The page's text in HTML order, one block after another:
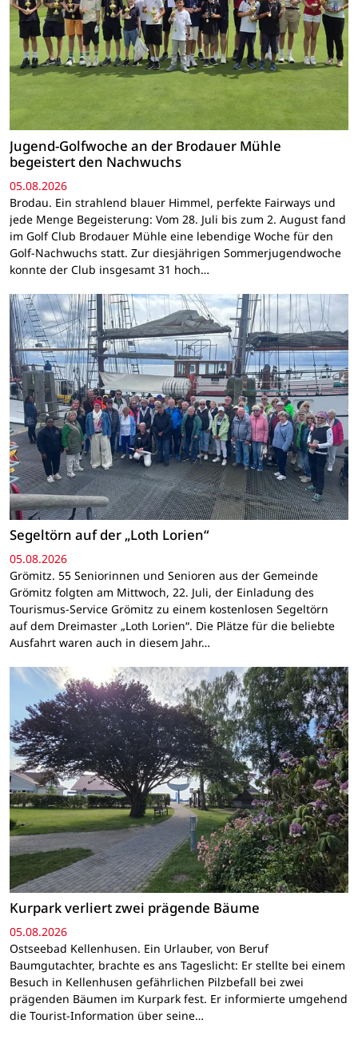
Jugend-Golfwoche an der Brodauer Mühle
begeistert den Nachwuchs
05.08.2026
Brodau. Ein strahlend blauer Himmel, perfekte Fairways und
jede Menge Begeisterung: Vom 28. Juli bis zum 2. August fand
im Golf Club Brodauer Mühle eine lebendige Woche für den
Golf-Nachwuchs statt. Zur diesjährigen Sommerjugendwoche
konnte der Club insgesamt 31 hoch…
Segeltörn auf der „Loth Lorien“
05.08.2026
Grömitz. 55 Seniorinnen und Senioren aus der Gemeinde
Grömitz folgten am Mittwoch, 22. Juli, der Einladung des
Tourismus-Service Grömitz zu einem kostenlosen Segeltörn
auf dem Dreimaster „Loth Lorien“. Die Plätze für die beliebte
Ausfahrt waren auch in diesem Jahr…
Kurpark verliert zwei prägende Bäume
05.08.2026
Ostseebad Kellenhusen. Ein Urlauber, von Beruf
Baumgutachter, brachte es ans Tageslicht: Er stellte bei einem
Besuch in Kellenhusen gefährlichen Pilzbefall bei zwei
prägenden Bäumen im Kurpark fest. Er informierte umgehend
die Tourist-Information über seine…